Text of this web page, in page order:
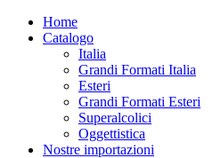
Home
Catalogo
Italia
Grandi Formati Italia
Esteri
Grandi Formati Esteri
Superalcolici
Oggettistica
Nostre importazioni